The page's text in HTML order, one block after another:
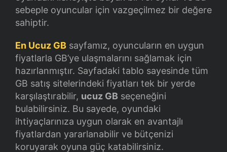
sebeple oyuncular için vazgeçilmez bir değere
sahiptir.
En Ucuz GB sayfamız, oyuncuların en uygun
fiyatlarla GB’ye ulaşmalarını sağlamak için
hazırlanmıştır. Sayfadaki tablo sayesinde tüm
GB satış sitelerindeki fiyatları tek bir yerde
karşılaştırabilir, ucuz GB seçeneğini
bulabilirsiniz. Bu sayede, oyundaki
ihtiyaçlarınıza uygun olarak en avantajlı
fiyatlardan yararlanabilir ve bütçenizi
koruyarak oyuna güç katabilirsiniz.